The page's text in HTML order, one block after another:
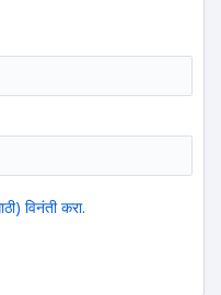
विनंती करा.